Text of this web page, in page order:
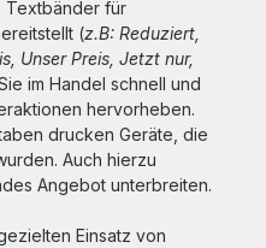
Textbänder für
(z.B: Reduziert,
Unser Preis, Jetzt nur,
im Handel schnell und
hervorheben.
drucken Geräte, die
Auch hierzu
Angebot unterbreiten.
Einsatz von